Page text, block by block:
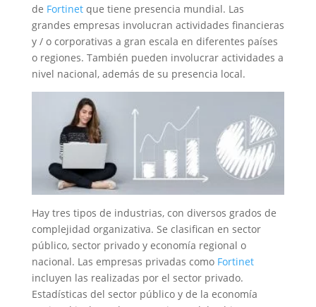
de Fortinetque tiene presencia mundial. Las
grandes empresas involucran actividades financieras
y / o corporativas a gran escala en diferentes países
o regiones. También pueden involucrar actividades a
nivel nacional, además de su presencia local.
Hay tres tipos de industrias, con diversos grados de
complejidad organizativa. Se clasifican en sector
público, sector privado y economía regional o
nacional. Las empresas privadas como Fortinet
incluyen las realizadas por el sector privado.
Estadísticas del sector público y de la economía